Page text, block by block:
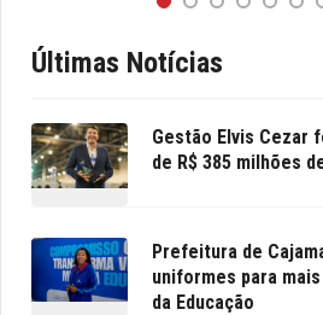
Últimas Notícias
Gestão Elvis Cezar
de R$ 385 milhões
Prefeitura de
uniformes para
da Educação